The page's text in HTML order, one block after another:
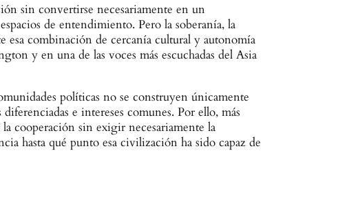
sin convertirse necesariamente en un
de entendimiento. Pero la soberanía, la
esa combinación de cercanía cultural y autonomía
y en una de las voces más escuchadas del Asia
políticas no se construyen únicamente
e intereses comunes. Por ello, más
cooperación sin exigir necesariamente la
hasta qué punto esa civilización ha sido capaz de